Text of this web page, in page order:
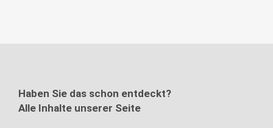
Haben Sie das schon entdeckt?
Alle Inhalte unserer Seite